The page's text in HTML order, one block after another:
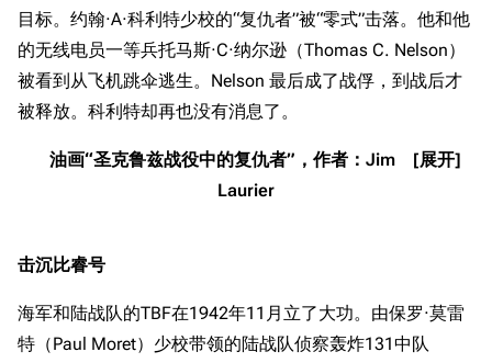
目标。约翰·A·科利特少校的“复仇者”被“零式”击落。他和他
的无线电员一等兵托马斯·C·纳尔逊（Thomas C. Nelson）
被看到从飞机跳伞逃生。Nelson 最后成了战俘，到战后才
被释放。科利特却再也没有消息了。
油画“圣克鲁兹战役中的复仇者”，作者：Jim
Laurier
击沉比睿号
海军和陆战队的TBF在1942年11月立了大功。由保罗·莫雷
特（Paul Moret）少校带领的陆战队侦察轰炸131中队